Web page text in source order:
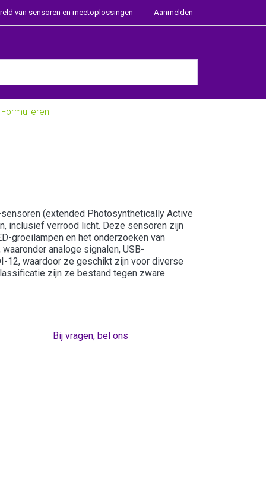
van sensoren en meetoplossingen Aanmelden
Formulieren
(extended Photosynthetically Active
inclusief verrood licht. Deze sensoren zijn
groeilampen en het onderzoeken van
analoge signalen, USB-
12, waardoor ze geschikt zijn voor diverse
zijn ze bestand tegen zware
Bij vragen, bel ons